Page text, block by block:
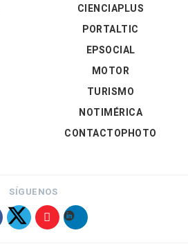
CIENCIAPLUS
PORTALTIC
EPSOCIAL
MOTOR
TURISMO
NOTIMÉRICA
CONTACTOPHOTO
SÍGUENOS